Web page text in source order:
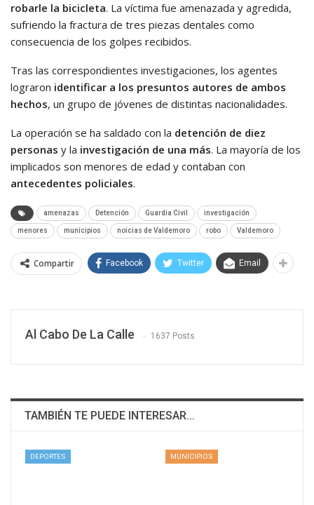
robarle la bicicleta. La víctima fue amenazada y agredida,
sufriendo la fractura de tres piezas dentales como
consecuencia de los golpes recibidos.
Tras las correspondientes investigaciones, los agentes
lograron identificar a los presuntos autores de ambos
hechos, un grupo de jóvenes de distintas nacionalidades.
La operación se ha saldado con la detención de diez
personas y la investigación de una más. La mayoría de los
implicados son menores de edad y contaban con
antecedentes policiales.
amenazas Detención Guardia Civil investigación
menores municipios noicias de Valdemoro robo Valdemoro
Compartir Facebook Twitter Email
Al Cabo De La Calle 1637 Posts
TAMBIÉN TE PUEDE INTERESAR...
DEPORTES MUNICIPIOS